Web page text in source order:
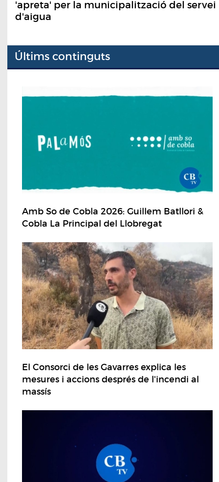
'apreta' per la municipalització del servei
d'aigua
Últims continguts
Amb So de Cobla 2026: Guillem Batllori &
Cobla La Principal del Llobregat
El Consorci de les Gavarres explica les
mesures i accions després de l'incendi al
massís